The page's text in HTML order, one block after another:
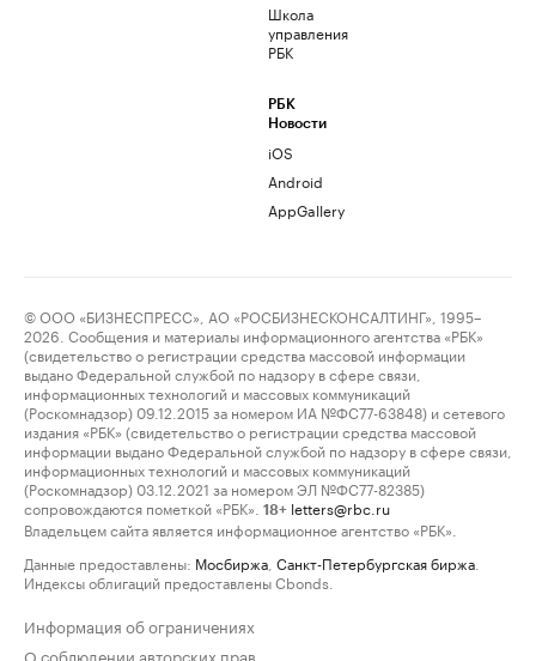
Школа
управления
РБК
РБК
Новости
iOS
Android
AppGallery
© ООО «БИЗНЕСПРЕСС», АО «РОСБИЗНЕСКОНСАЛТИНГ», 1995–
2026. Сообщения и материалы информационного агентства «РБК»
(свидетельство о регистрации средства массовой информации
выдано Федеральной службой по надзору в сфере связи,
информационных технологий и массовых коммуникаций
(Роскомнадзор) 09.12.2015 за номером ИА №ФС77-63848) и сетевого
издания «РБК» (свидетельство о регистрации средства массовой
информации выдано Федеральной службой по надзору в сфере связи,
информационных технологий и массовых коммуникаций
(Роскомнадзор) 03.12.2021 за номером ЭЛ №ФС77-82385)
сопровождаются пометкой «РБК».
18+ letters@rbc.ru
Владельцем сайта является информационное агентство «РБК».
Данные предоставлены: Мосбиржа Санкт-Петербургская биржа
Индексы облигаций предоставлены Cbonds.
Информация об ограничениях
О соблюдении авторских прав